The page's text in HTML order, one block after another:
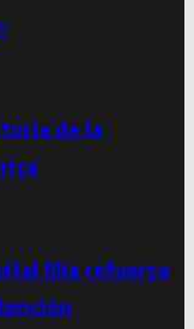
de la
Illia refuerza